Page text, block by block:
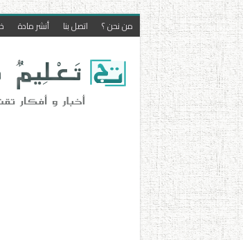
من نحن ؟ اتصل بنا أنشر مادة